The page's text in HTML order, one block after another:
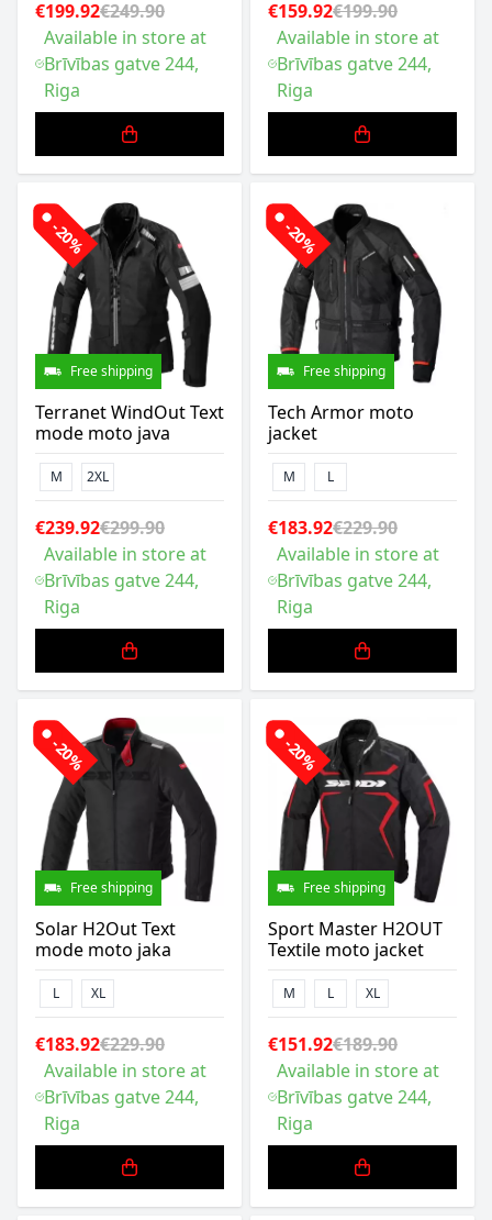
€199.92€249.90
Available in store at
Brīvības gatve 244,
Riga
€159.92€199.90
Available in store at
Brīvības gatve 244,
Riga
-20%
Free shipping
Terranet WindOut Text
mode moto java
M 2XL
€239.92€299.90
Available in store at
Brīvības gatve 244,
Riga
-20%
Free shipping
Tech Armor moto
jacket
M L
€183.92€229.90
Available in store at
Brīvības gatve 244,
Riga
-20%
Free shipping
Solar H2Out Text
mode moto jaka
L XL
€183.92€229.90
Available in store at
Brīvības gatve 244,
Riga
-20%
Free shipping
Sport Master H2OUT
Textile moto jacket
M L XL
€151.92€189.90
Available in store at
Brīvības gatve 244,
Riga